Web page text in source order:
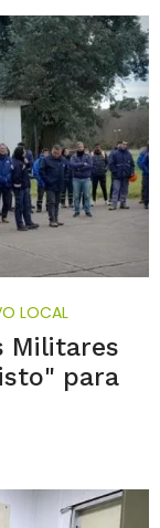
LOCAL
Militares
para